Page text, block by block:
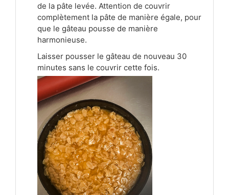
de la pâte levée. Attention de couvrir
complètement la pâte de manière égale, pour
que le gâteau pousse de manière
harmonieuse.
Laisser pousser le gâteau de nouveau 30
minutes sans le couvrir cette fois.